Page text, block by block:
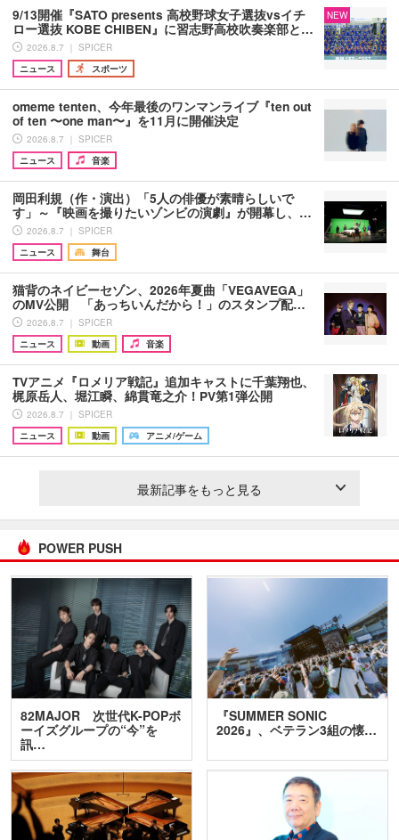
9/13開催『SATO presents 高校野球女子選抜vsイチ
ロー選抜 KOBE CHIBEN』に習志野高校吹奏楽部と…
2026.8.7 ｜ SPICER
ニュース
スポーツ
NEW
omeme tenten、今年最後のワンマンライブ『ten out
of ten 〜one man〜』を11月に開催決定
2026.8.7 ｜ SPICER
ニュース
音楽
岡田利規（作・演出）「5人の俳優が素晴らしいで
す」～『映画を撮りたいゾンビの演劇』が開幕し、…
2026.8.7 ｜ SPICER
ニュース
舞台
猫背のネイビーセゾン、2026年夏曲「VEGAVEGA」
のMV公開 「あっちいんだから！」のスタンプ配…
2026.8.7 ｜ SPICER
ニュース
動画 音楽
TVアニメ『ロメリア戦記』追加キャストに千葉翔也、
梶原岳人、堀江瞬、綿貫竜之介！PV第1弾公開
2026.8.7 ｜ SPICER
ニュース
動画 アニメ/ゲーム
最新記事をもっと見る
POWER PUSH
82MAJOR 次世代K-POPボ
ーイズグループの“今”を
訊…
『SUMMER SONIC
2026』、ベテラン3組の懐…